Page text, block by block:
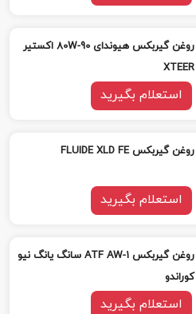
روغن گیربکس هیوندای 80W-90 اکستیر
XTEER
استعلام بگیرید
روغن گیربکس FLUIDE XLD FE
استعلام بگیرید
روغن گیربکس ATF AW-1 سانگ یانگ نیو
کوراندو
استعلام بگیرید